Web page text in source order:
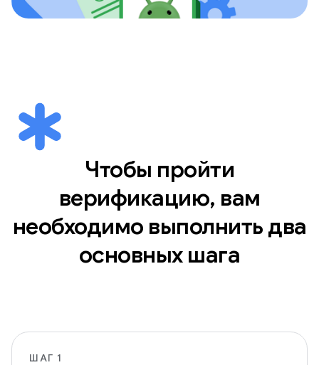
Чтобы пройти
верификацию, вам
необходимо выполнить два
основных шага
ШАГ 1